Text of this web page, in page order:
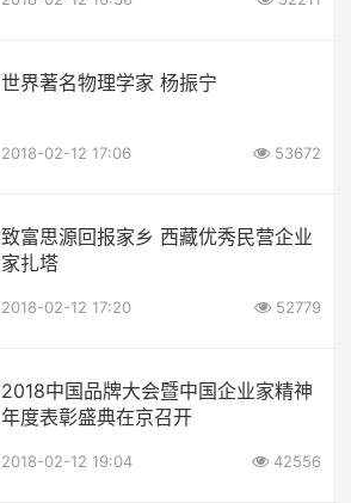
世界著名物理学家 杨振宁
2018-02-12 17:06 53672
致富思源回报家乡 西藏优秀民营企业
家扎塔
2018-02-12 17:20 52779
2018中国品牌大会暨中国企业家精神
年度表彰盛典在京召开
2018-02-12 19:04 42556